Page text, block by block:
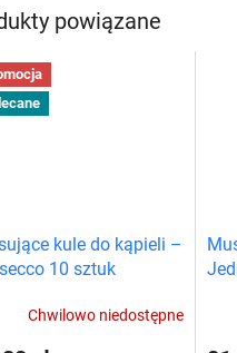
powiązane
kule do kąpieli –
10 sztuk
Chwilowo niedostępne